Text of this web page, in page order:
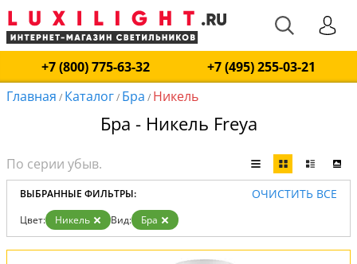
+7 (800) 775-63-32
+7 (495) 255-03-21
Главная / Каталог/ Бра / Никель
Бра - Никель Freya
ВЫБРАННЫЕ ФИЛЬТРЫ: ОЧИСТИТЬ ВСЕ
Цвет: Никель Вид: Бра